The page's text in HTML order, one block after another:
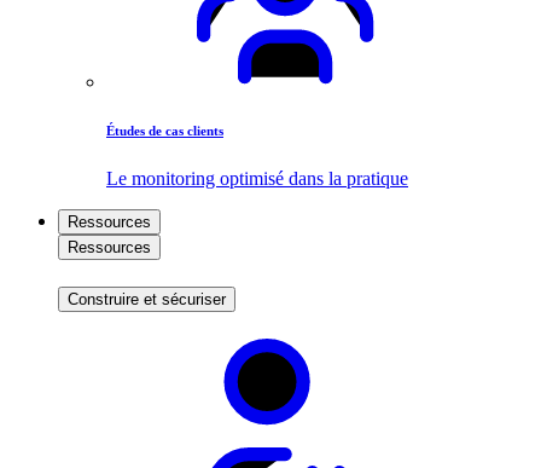
Études de cas clients
Le monitoring optimisé dans la pratique
Ressources
Ressources
Construire et sécuriser